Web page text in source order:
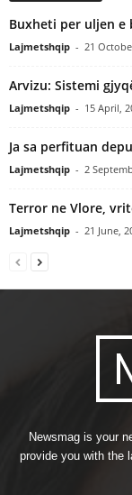
Buxheti per uljen
Lajmetshqip - 21
Arvizu: Sistemi
Lajmetshqip - 15 April,
Ja sa perfituan
Lajmetshqip - 2
Terror ne Vlore,
Lajmetshqip - 21 June,
Newsmag is your
provide you with the